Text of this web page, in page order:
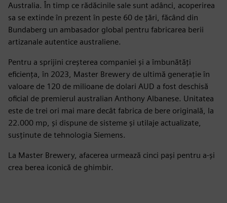
Australia. În timp ce rădăcinile sale sunt adânci, acoperirea
sa se extinde în prezent în peste 60 de țări, făcând din
Bundaberg un ambasador global pentru fabricarea berii
artizanale autentice australiene.
Pentru a sprijini creșterea companiei și a îmbunătăți
eficiența, în 2023, Master Brewery de ultimă generație în
valoare de 120 de milioane de dolari AUD a fost deschisă
oficial de premierul australian Anthony Albanese. Unitatea
este de trei ori mai mare decât fabrica de bere originală, la
22.000 mp, și dispune de sisteme și utilaje actualizate,
susținute de tehnologia Siemens.
La Master Brewery, afacerea urmează cinci pași pentru a-și
crea berea iconică de ghimbir.